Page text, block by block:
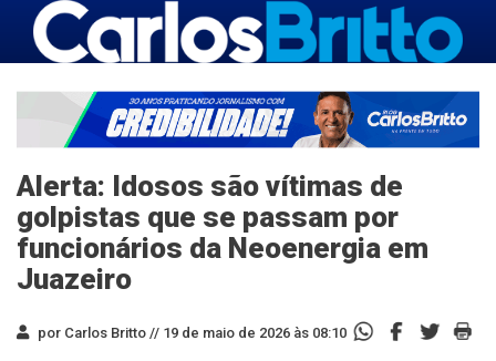
Alerta: Idosos são vítimas de
golpistas que se passam por
funcionários da Neoenergia em
Juazeiro
por Carlos Britto // 19 de maio de 2026 às 08:10